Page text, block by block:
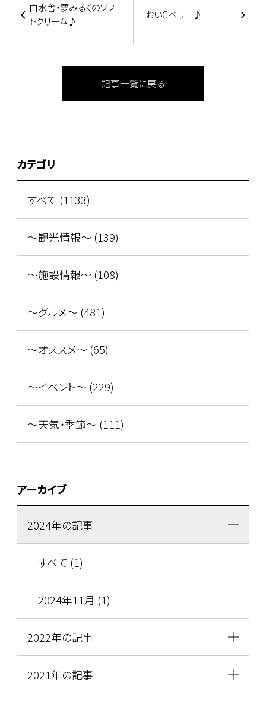
白水舎・夢みるくのソフ
トクリーム♪
おいCベリー♪
記事一覧に戻る
カテゴリ
すべて (1133)
～観光情報～ (139)
～施設情報～ (108)
～グルメ～ (481)
～オススメ～ (65)
～イベント～ (229)
～天気・季節～ (111)
アーカイブ
2024年の記事
すべて (1)
2024年11月 (1)
2022年の記事
2021年の記事